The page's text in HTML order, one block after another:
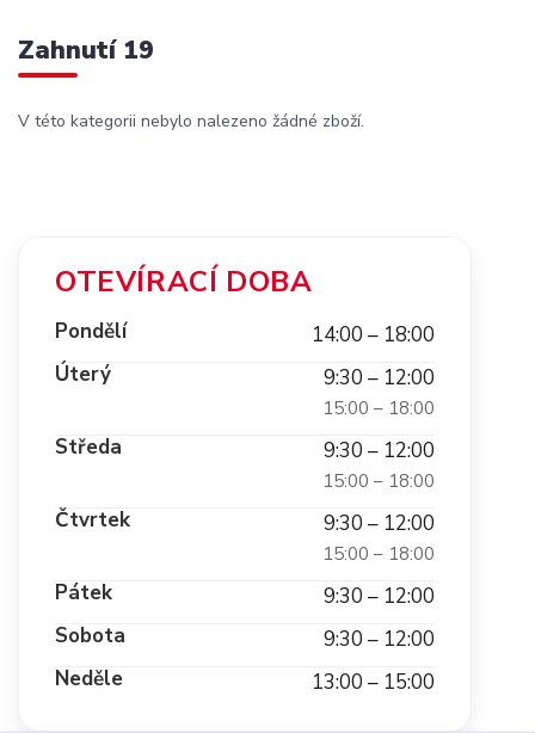
Zahnutí 19
V této kategorii nebylo nalezeno žádné zboží.
OTEVÍRACÍ DOBA
Pondělí
14:00 – 18:00
Úterý
9:30 – 12:00
15:00 – 18:00
Středa 9:30 – 12:00
15:00 – 18:00
Čtvrtek 9:30 – 12:00
15:00 – 18:00
Pátek
9:30 – 12:00
Sobota
9:30 – 12:00
Neděle
13:00 – 15:00